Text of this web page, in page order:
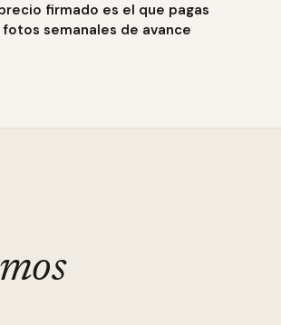
firmado es el que pagas
semanales de avance